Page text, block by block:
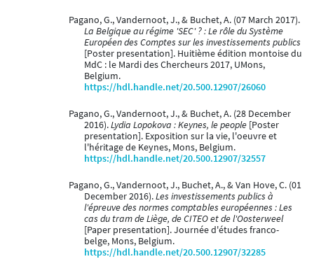
Pagano, G., Vandernoot, J., & Buchet, A. (07 March 2017).
La Belgique au régime 'SEC' ? : Le rôle du Système
Européen des Comptes sur les investissements publics
[Poster presentation]. Huitième édition montoise du
MdC : le Mardi des Chercheurs 2017, UMons,
Belgium.
https://hdl.handle.net/20.500.12907/26060
Pagano, G., Vandernoot, J., & Buchet, A. (28 December
2016).Lydia Lopokova : Keynes, le people [Poster
presentation]. Exposition sur la vie, l'oeuvre et
l'héritage de Keynes, Mons, Belgium.
https://hdl.handle.net/20.500.12907/32557
Pagano, G., Vandernoot, J., Buchet, A., & Van Hove, C. (01
December 2016).Les investissements publics à
l'épreuve des normes comptables européennes : Les
cas du tram de Liège, de CITEO et de l'Oosterweel
[Paper presentation]. Journée d'études franco-
belge, Mons, Belgium.
https://hdl.handle.net/20.500.12907/32285